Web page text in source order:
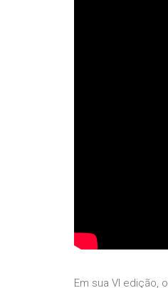
Em sua VI edição, o